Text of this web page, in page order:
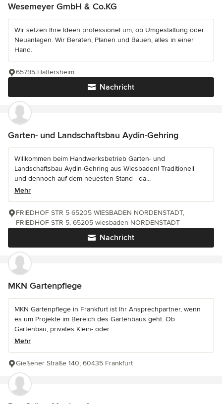
Wesemeyer GmbH & Co.KG
Wir setzen Ihre Ideen professionel um, ob Umgestaltung oder
Neuanlagen. Wir Beraten, Planen und Bauen, alles in einer
Hand.
Nachricht
65795 Hattersheim
Garten- und Landschaftsbau Aydin-Gehring
Willkommen beim Handwerksbetrieb Garten- und
Landschaftsbau Aydin-Gehring aus Wiesbaden! Traditionell
und dennoch auf dem neuesten Stand - da...
Mehr
Nachricht
FRIEDHOF STR 5 65205 WIESBADEN NORDENSTADT,
FRIEDHOF STR 5, 65205 wiesbaden NORDENSTADT
MKN Gartenpflege
MKN Gartenpflege in Frankfurt ist Ihr Ansprechpartner, wenn
es um Projekte im Bereich des Gartenbaus geht. Ob
Gartenbau, privates Klein- oder...
Mehr
Gießener Straße 140, 60435 Frankfurt